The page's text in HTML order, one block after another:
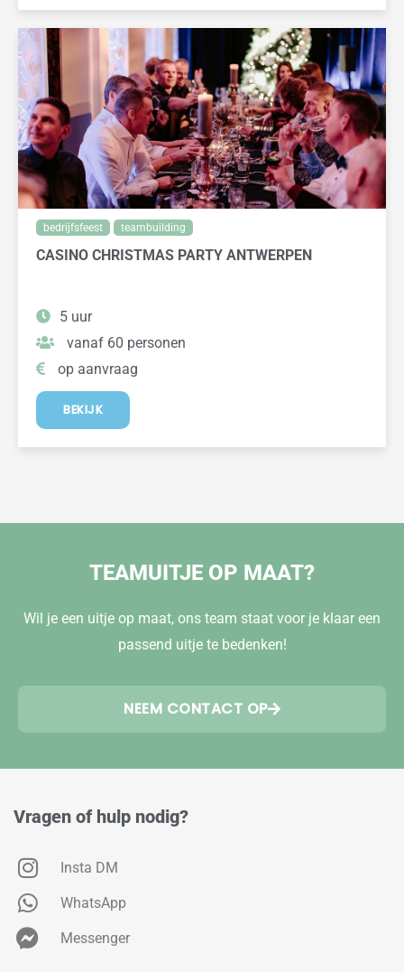
bedrijfsfeest teambuilding
CASINO CHRISTMAS PARTY ANTWERPEN
5 uur
vanaf 60 personen
op aanvraag
BEKIJK
TEAMUITJE OP MAAT?
Wil je een uitje op maat, ons team staat voor je klaar een
passend uitje te bedenken!
NEEM CONTACT OP
Vragen of hulp nodig?
Insta DM
WhatsApp
Messenger